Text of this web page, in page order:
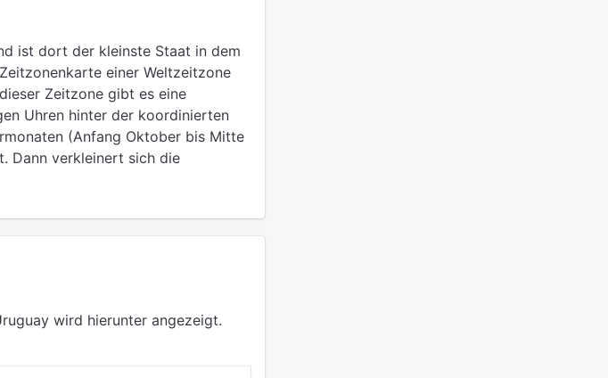
ist dort der kleinste Staat in dem
einer Weltzeitzone
Zeitzone gibt es eine
Uhren hinter der koordinierten
(Anfang Oktober bis Mitte
Dann verkleinert sich die
wird hierunter angezeigt.